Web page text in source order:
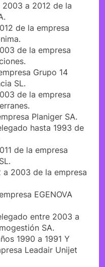
a 2012 de la
de la empresa
de la empresa
Grupo 14
SL.
de la empresa
Planiger SA.
hasta 1993 de
de la empresa
2003 de la empresa
EGENOVA
entre 2003 a
SA.
1990 a 1991 Y
Leadair Unijet